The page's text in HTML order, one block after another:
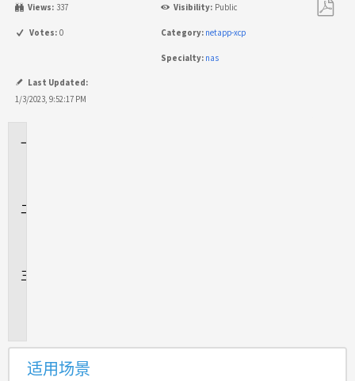
Views: 337 Visibility: Public
Votes: 0 Category: netapp-xcp
Specialty: nas
Last Updated:
1/3/2023, 9:52:17 PM
适用场景